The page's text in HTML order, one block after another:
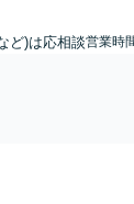
ど)は応相談営業時